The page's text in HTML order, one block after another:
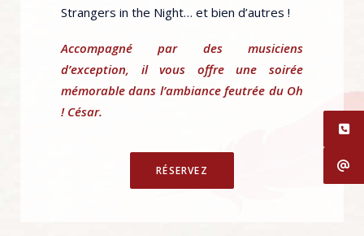
Strangers in the Night… et bien d’autres !
Accompagné par des musiciens
d’exception, il vous offre une soirée
mémorable dans l’ambiance feutrée du Oh
! César.
RÉSERVEZ